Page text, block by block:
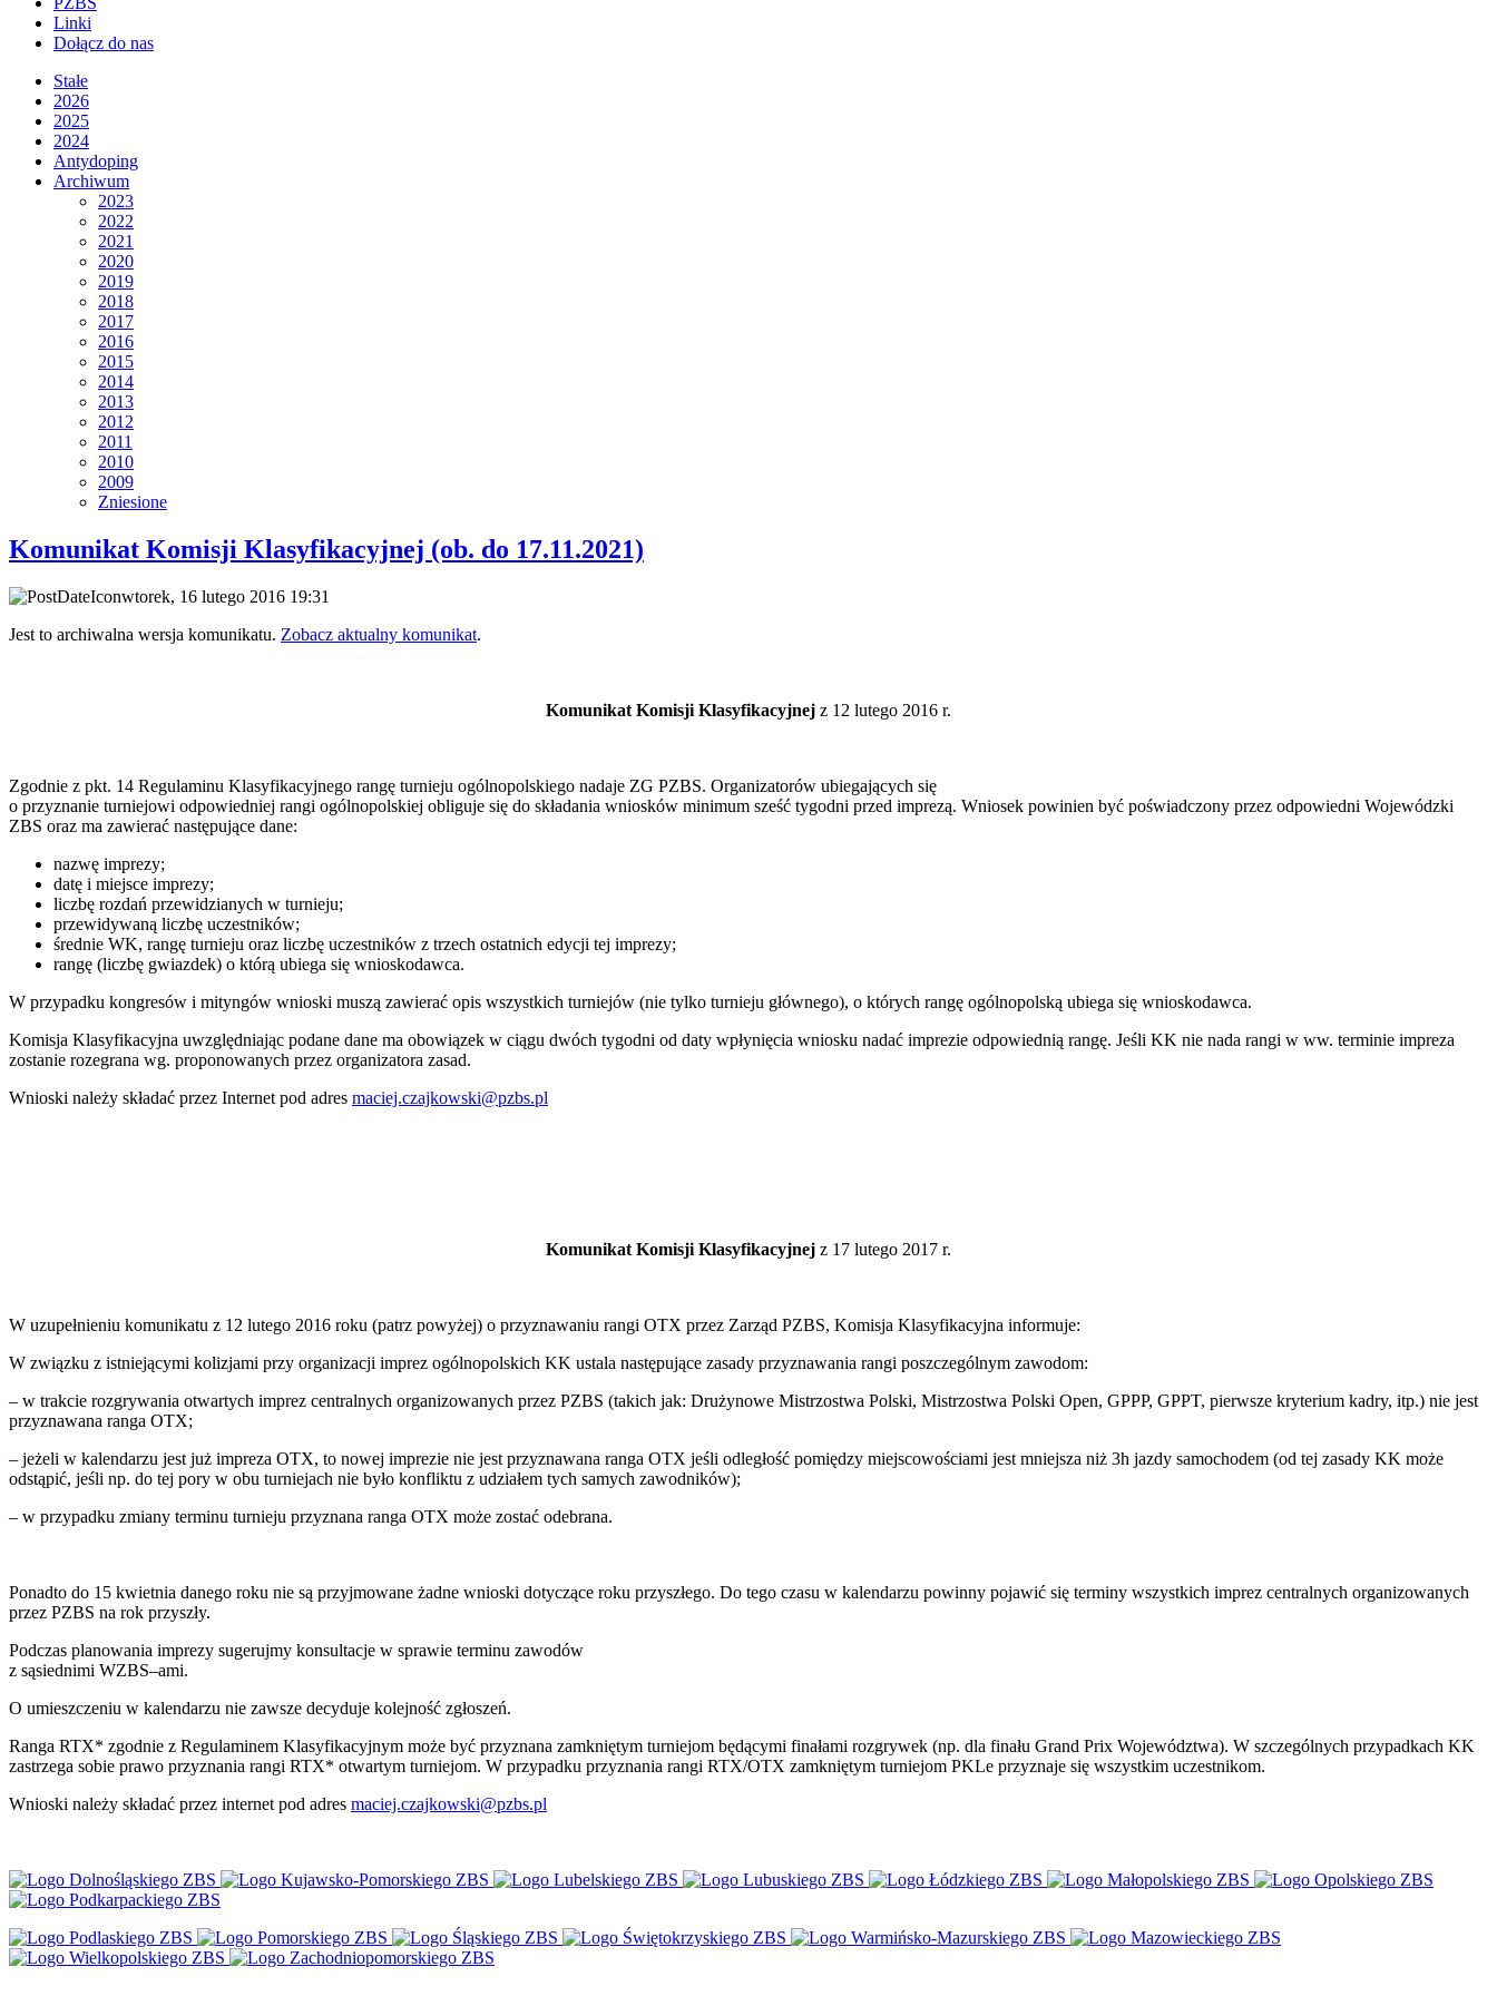
Linki
Dołącz do nas
Stałe
2026
2025
2024
Antydoping
Archiwum
2023
2022
2021
2020
2019
2018
2017
2016
2015
2014
2013
2012
2011
2010
2009
Zniesione
Komunikat Komisji Klasyfikacyjnej (ob. do 17.11.2021)
wtorek, 16 lutego 2016 19:31
Jest to archiwalna wersja komunikatu. Zobacz aktualny komunikat.
Komunikat Komisji Klasyfikacyjnej z 12 lutego 2016 r.
Zgodnie z pkt. 14 Regulaminu Klasyfikacyjnego rangę turnieju ogólnopolskiego nadaje ZG PZBS. Organizatorów ubiegających się
o przyznanie turniejowi odpowiedniej rangi ogólnopolskiej obliguje się do składania wniosków minimum sześć tygodni przed imprezą. Wniosek powinien być poświadczony przez odpowiedni Wojewódzki
ZBS oraz ma zawierać następujące dane:
nazwę imprezy;
datę i miejsce imprezy;
liczbę rozdań przewidzianych w turnieju;
przewidywaną liczbę uczestników;
średnie WK, rangę turnieju oraz liczbę uczestników z trzech ostatnich edycji tej imprezy;
rangę (liczbę gwiazdek) o którą ubiega się wnioskodawca.
W przypadku kongresów i mityngów wnioski muszą zawierać opis wszystkich turniejów (nie tylko turnieju głównego), o których rangę ogólnopolską ubiega się wnioskodawca.
Komisja Klasyfikacyjna uwzględniając podane dane ma obowiązek w ciągu dwóch tygodni od daty wpłynięcia wniosku nadać imprezie odpowiednią rangę. Jeśli KK nie nada rangi w ww. terminie impreza
zostanie rozegrana wg. proponowanych przez organizatora zasad.
Wnioski należy składać przez Internet pod adres maciej.czajkowski@pzbs.pl
Komunikat Komisji Klasyfikacyjnej z 17 lutego 2017 r.
W uzupełnieniu komunikatu z 12 lutego 2016 roku (patrz powyżej) o przyznawaniu rangi OTX przez Zarząd PZBS, Komisja Klasyfikacyjna informuje:
W związku z istniejącymi kolizjami przy organizacji imprez ogólnopolskich KK ustala następujące zasady przyznawania rangi poszczególnym zawodom:
– w trakcie rozgrywania otwartych imprez centralnych organizowanych przez PZBS (takich jak: Drużynowe Mistrzostwa Polski, Mistrzostwa Polski Open, GPPP, GPPT, pierwsze kryterium kadry, itp.) nie jest
przyznawana ranga OTX;
– jeżeli w kalendarzu jest już impreza OTX, to nowej imprezie nie jest przyznawana ranga OTX jeśli odległość pomiędzy miejscowościami jest mniejsza niż 3h jazdy samochodem (od tej zasady KK może
odstąpić, jeśli np. do tej pory w obu turniejach nie było konfliktu z udziałem tych samych zawodników);
– w przypadku zmiany terminu turnieju przyznana ranga OTX może zostać odebrana.
Ponadto do 15 kwietnia danego roku nie są przyjmowane żadne wnioski dotyczące roku przyszłego. Do tego czasu w kalendarzu powinny pojawić się terminy wszystkich imprez centralnych organizowanych
przez PZBS na rok przyszły.
Podczas planowania imprezy sugerujmy konsultacje w sprawie terminu zawodów
z sąsiednimi WZBS–ami.
O umieszczeniu w kalendarzu nie zawsze decyduje kolejność zgłoszeń.
Ranga RTX* zgodnie z Regulaminem Klasyfikacyjnym może być przyznana zamkniętym turniejom będącymi finałami rozgrywek (np. dla finału Grand Prix Województwa). W szczególnych przypadkach KK
zastrzega sobie prawo przyznania rangi RTX* otwartym turniejom. W przypadku przyznania rangi RTX/OTX zamkniętym turniejom PKLe przyznaje się wszystkim uczestnikom.
Wnioski należy składać przez internet pod adres maciej.czajkowski@pzbs.pl